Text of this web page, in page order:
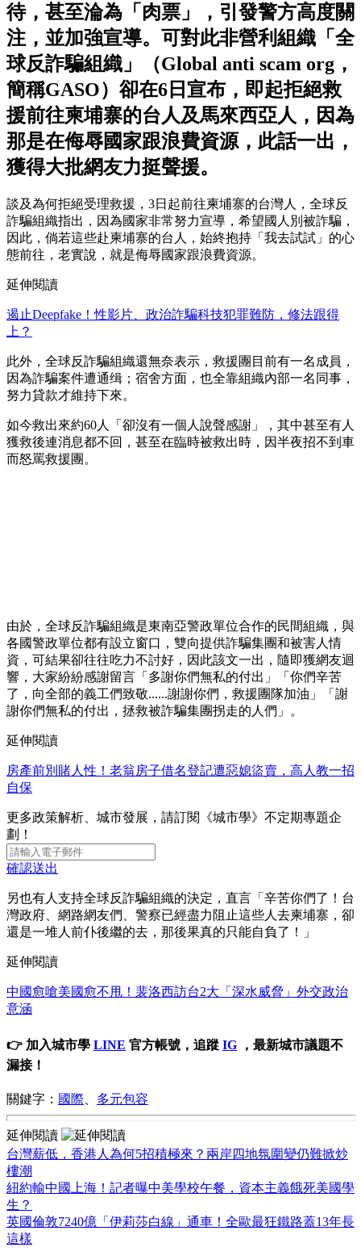
待，甚至淪為「肉票」，引發警方高度關
注，並加強宣導。可對此非營利組織「全
球反詐騙組織」（Global anti scam org，
簡稱GASO）卻在6日宣布，即起拒絕救
援前往柬埔寨的台人及馬來西亞人，因為
那是在侮辱國家跟浪費資源，此話一出，
獲得大批網友力挺聲援。
談及為何拒絕受理救援，3日起前往柬埔寨的台灣人，全球反
詐騙組織指出，因為國家非常努力宣導，希望國人別被詐騙，
因此，倘若這些赴柬埔寨的台人，始終抱持「我去試試」的心
態前往，老實說，就是侮辱國家跟浪費資源。
延伸閱讀
遏止Deepfake！性影片、政治詐騙科技犯罪難防，修法跟得
上？
此外，全球反詐騙組織還無奈表示，救援團目前有一名成員，
因為詐騙案件遭通缉；宿舍方面，也全靠組織內部一名同事，
努力貸款才維持下來。
如今救出來約60人「卻沒有一個人說聲感謝」，其中甚至有人
獲救後連消息都不回，甚至在臨時被救出時，因半夜招不到車
而怒罵救援團。
由於，全球反詐騙組織是東南亞警政單位合作的民間組織，與
各國警政單位都有設立窗口，雙向提供詐騙集團和被害人情
資，可結果卻往往吃力不討好，因此該文一出，隨即獲網友迴
響，大家紛紛感謝留言「多謝你們無私的付出」「你們辛苦
了，向全部的義工們致敬......謝謝你們，救援團隊加油」「謝
謝你們無私的付出，拯救被詐騙集團拐走的人們」。
延伸閱讀
房產前別賭人性！老翁房子借名登記遭惡媳盜賣，高人教一招
自保
更多政策解析、城市發展，請訂閱《城市學》不定期專題企
劃！
確認送出
另也有人支持全球反詐騙組織的決定，直言「辛苦你們了！台
灣政府、網路網友們、警察已經盡力阻止這些人去柬埔寨，卻
還是一堆人前仆後繼的去，那後果真的只能自負了！」
延伸閱讀
中國愈嗆美國愈不甩！裴洛西訪台2大「深水威脅」外交政治
意涵
👉 加入城市學 LINE 官方帳號，追蹤 IG ，最新城市議題不
漏接！
關鍵字： 國際 多元包容
延伸閱讀
台灣薪低，香港人為何5招積極來？兩岸四地氛圍變仍難掀炒
樓潮
紐約輸中國上海！記者曝中美學校午餐，資本主義餓死美國學
生？
英國倫敦7240億「伊莉莎白線」通車！全歐最狂鐵路蓋13年長
這樣